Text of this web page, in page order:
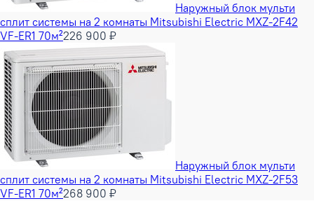
Наружный блок мульти
сплит системы на 2 комнаты Mitsubishi Electric MXZ-2F42
VF-ER1 70м²226 900 ₽
Наружный блок мульти
сплит системы на 2 комнаты Mitsubishi Electric MXZ-2F53
VF-ER1 70м²268 900 ₽